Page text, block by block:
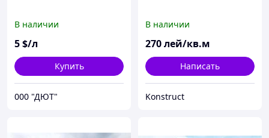
В наличии
5$/л
Купить
000 "ДЮТ"
В наличии
270лей/кв.м
Написать
Konstruct